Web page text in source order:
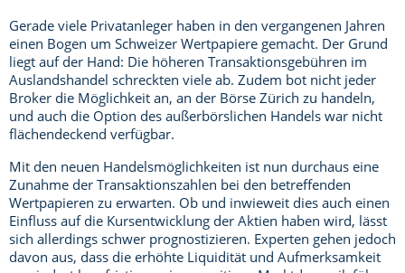
Gerade viele Privatanleger haben in den vergangenen Jahren
einen Bogen um Schweizer Wertpapiere gemacht. Der Grund
liegt auf der Hand: Die höheren Transaktionsgebühren im
Auslandshandel schreckten viele ab. Zudem bot nicht jeder
Broker die Möglichkeit an, an der Börse Zürich zu handeln,
und auch die Option des außerbörslichen Handels war nicht
flächendeckend verfügbar.
Mit den neuen Handelsmöglichkeiten ist nun durchaus eine
Zunahme der Transaktionszahlen bei den betreffenden
Wertpapieren zu erwarten. Ob und inwieweit dies auch einen
Einfluss auf die Kursentwicklung der Aktien haben wird, lässt
sich allerdings schwer prognostizieren. Experten gehen jedoch
davon aus, dass die erhöhte Liquidität und Aufmerksamkeit